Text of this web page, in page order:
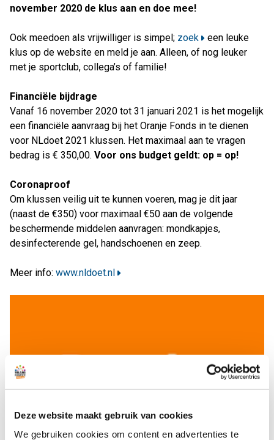
Deze website maakt gebruik van cookies
We gebruiken cookies om content en advertenties te
november 2020 de klus aan en doe mee!
Ook meedoen als vrijwilliger is simpel; zoek
een leuke
klus op de website en meld je aan. Alleen, of nog leuker
met je sportclub, collega’s of familie!
Financiële bijdrage
Vanaf 16 november 2020 tot 31 januari 2021 is het mogelijk
een financiële aanvraag bij het Oranje Fonds in te dienen
voor NLdoet 2021 klussen. Het maximaal aan te vragen
bedrag is € 350,00. Voor ons budget geldt: op = op!
Coronaproof
Om klussen veilig uit te kunnen voeren, mag je dit jaar
(naast de €350) voor maximaal €50 aan de volgende
beschermende middelen aanvragen: mondkapjes,
desinfecterende gel, handschoenen en zeep.
Meer info: www.nldoet.nl